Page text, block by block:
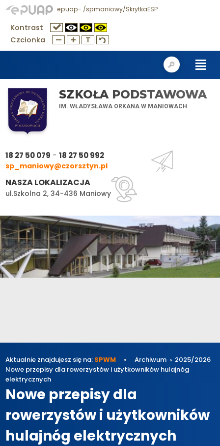
epuap- /spmaniowy/SkrytkaESP
Kontrast
Czcionka
SZKOŁA PODSTAWOWA
IM. WŁADYSŁAWA ORKANA W MANIOWACH
18 27 50 079 -18 27 50 992
sp_maniowy@czorsztyn.pl
NASZA LOKALIZACJA
ul.Szkolna 2, 34-436 Maniowy
Aktualnie znajdujesz się na: SPWM Archiwum
2025/2026
Nowe przepisy dla rowerzystów i użytkowników hulajnóg
elektrycznych
Nowe przepisy dla
rowerzystów i użytkowników
hulajnóg elektrycznych